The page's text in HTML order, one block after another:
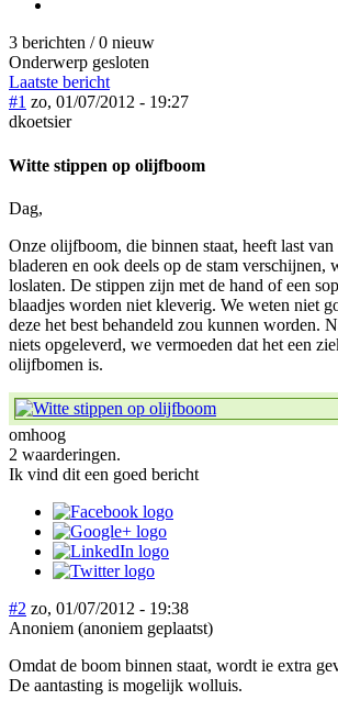
3 berichten / 0 nieuw
Onderwerp gesloten
Laatste bericht
#1 zo, 01/07/2012 - 19:27
dkoetsier
Witte stippen op olijfboom
Dag,
Onze olijfboom, die binnen staat, heeft last
bladeren en ook deels op de stam verschijnen,
loslaten. De stippen zijn met de hand of een
blaadjes worden niet kleverig. We weten niet
deze het best behandeld zou kunnen worden.
niets opgeleverd, we vermoeden dat het een
olijfbomen is.
omhoog
2 waarderingen.
Ik vind dit een goed bericht
#2 zo, 01/07/2012 - 19:38
Anoniem (anoniem geplaatst)
Omdat de boom binnen staat, wordt ie extra
De aantasting is mogelijk wolluis.